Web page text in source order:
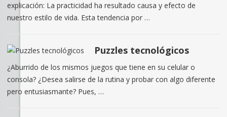
explicación: La practicidad ha resultado causa y efecto de
nuestro estilo de vida. Esta tendencia por …
Puzzles tecnológicos
¿Aburrido de los mismos juegos que tiene en su celular o
consola? ¿Desea salirse de la rutina y probar con algo diferente
pero entusiasmante? Pues, …